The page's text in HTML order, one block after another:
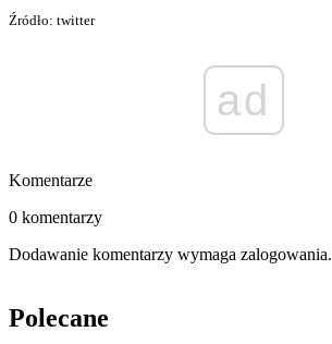
Źródło: twitter
ad
Komentarze
0 komentarzy
Dodawanie komentarzy wymaga zalogowania.
Polecane